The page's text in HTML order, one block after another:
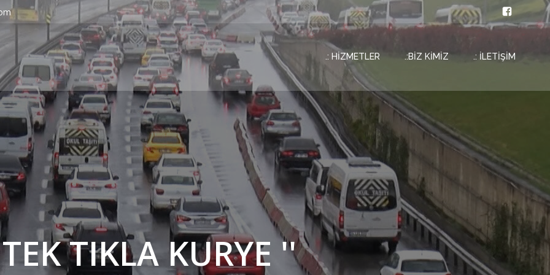
.: HİZMETLER .:BİZ KİMİZ .: İLETİŞİM
TIKLA KURYE ''